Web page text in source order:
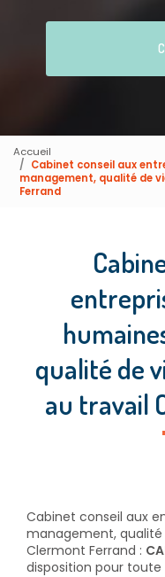
Accueil
Cabinet conseil aux
management, qualité de
Ferrand
qualité de
au travail
Cabinet conseil aux
management, qualité
Clermont Ferrand :
disposition pour